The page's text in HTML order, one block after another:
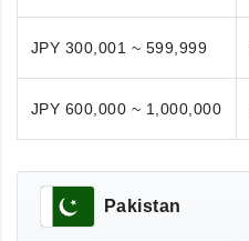
JPY 300,001 ~ 599,999
JPY 600,000 ~ 1,000,000
Pakistan